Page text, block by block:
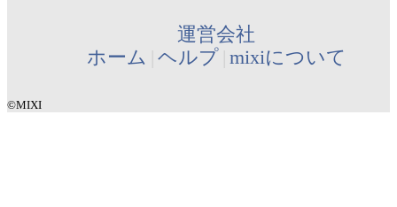
運営会社
ホーム ヘルプ mixiについて
©MIXI